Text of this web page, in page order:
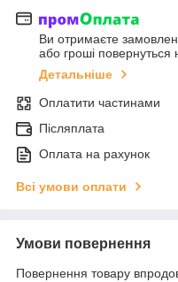
Ви отримаєте
або гроші повернуться
Детальніше
Оплатити частинами
Післяплата
Оплата на рахунок
Всі умови оплати
Умови повернення
Повернення товару